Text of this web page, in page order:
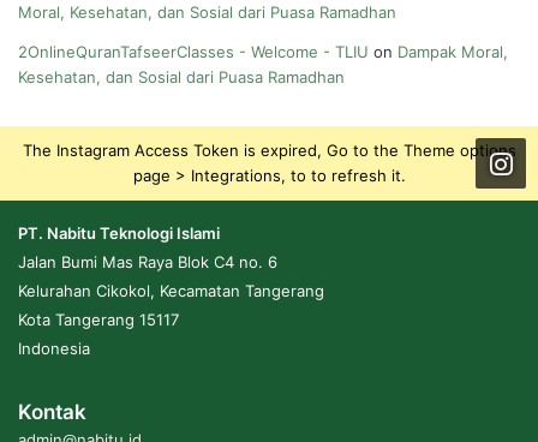
Moral, Kesehatan, dan Sosial dari Puasa Ramadhan
2OnlineQuranTafseerClasses - Welcome - TLIU on Dampak Moral,
Kesehatan, dan Sosial dari Puasa Ramadhan
The Instagram Access Token is expired, Go to the Theme options
page > Integrations, to to refresh it.
PT. Nabitu Teknologi Islami
Jalan Bumi Mas Raya Blok C4 no. 6
Kelurahan Cikokol, Kecamatan Tangerang
Kota Tangerang 15117
Indonesia
Kontak